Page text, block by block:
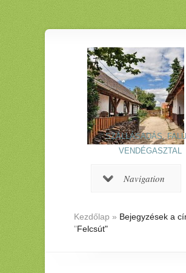
SZÁLLÁSADÁS,
VENDÉGASZTAL
Navigation
Kezdőlap » Bejegyzések a
"Felcsút"